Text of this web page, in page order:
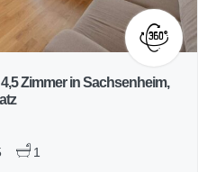
Zimmer in Sachsenheim,
1